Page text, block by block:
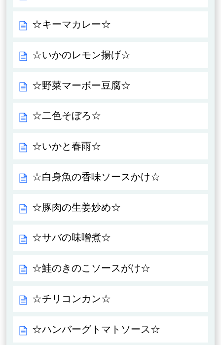
☆キーマカレー☆
☆いかのレモン揚げ☆
☆野菜マーボー豆腐☆
☆二色そぼろ☆
☆いかと春雨☆
☆白身魚の香味ソースかけ☆
☆豚肉の生姜炒め☆
☆サバの味噌煮☆
☆鮭のきのこソースがけ☆
☆チリコンカン☆
☆ハンバーグトマトソース☆